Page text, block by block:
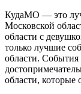
КудаМО — это
Московской
области с
только лучшие
области.
области, которые